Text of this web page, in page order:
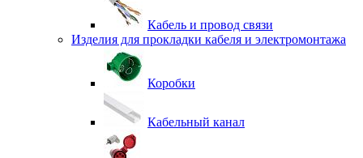
Кабель и провод связи
Изделия для прокладки кабеля и электромонтажа
Коробки
Кабельный канал